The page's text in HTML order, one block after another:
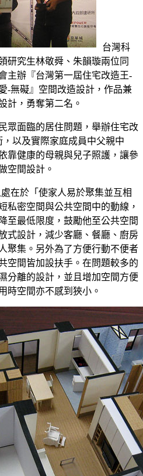
台灣科
研究生林敬舜、朱韻璇兩位同
主辦『台灣第一屆住宅改造王-
-無礙』空間改造設計，作品兼
計，勇奪第二名。
眾面臨的居住問題，舉辦住宅改
以及實際家庭成員中父親中
靠健康的母親與兒子照護，讓參
空間設計。
在於「使家人易於聚集並互相
私密空間與公共空間中的動線，
至最低限度，鼓勵他至公共空間
式設計，減少客廳、餐廳、廚房
聚集。另外為了方便行動不便者
空間皆加設扶手。在問題較多的
分離的設計，並且增加空間方便
時空間亦不感到狹小。